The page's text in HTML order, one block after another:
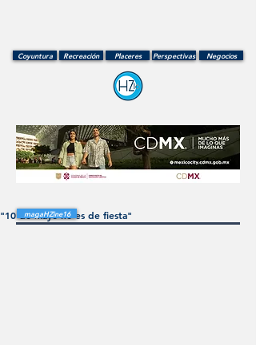
Coyuntura Recreación Placeres Negocios
Perspectivas
"10 de mayo no es de fiesta"
magaHZine16